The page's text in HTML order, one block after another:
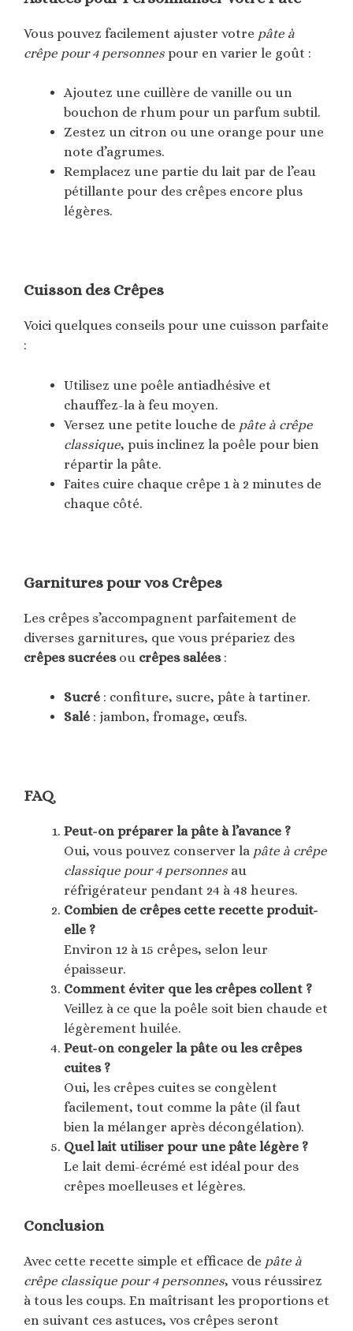
Vous pouvez facilement ajuster votre pâte à
crêpe pour 4 personnes pour en varier le goût :
Ajoutez une cuillère de vanille ou un
bouchon de rhum pour un parfum subtil.
Zestez un citron ou une orange pour une
note d’agrumes.
Remplacez une partie du lait par de l’eau
pétillante pour des crêpes encore plus
légères.
Cuisson des Crêpes
Voici quelques conseils pour une cuisson parfaite
:
Utilisez une poêle antiadhésive et
chauffez-la à feu moyen.
Versez une petite louche de pâte à crêpe
classique, puis inclinez la poêle pour bien
répartir la pâte.
Faites cuire chaque crêpe 1 à 2 minutes de
chaque côté.
Garnitures pour vos Crêpes
Les crêpes s’accompagnent parfaitement de
diverses garnitures, que vous prépariez des
crêpes sucréesou crêpes salées:
Sucré : confiture, sucre, pâte à tartiner.
Salé : jambon, fromage, œufs.
FAQ
Peut-on préparer la pâte à l’avance ?
Oui, vous pouvez conserver la pâte à crêpe
classique pour 4 personnes au
réfrigérateur pendant 24 à 48 heures.
Combien de crêpes cette recette produit-
elle ?
Environ 12 à 15 crêpes, selon leur
épaisseur.
Comment éviter que les crêpes collent ?
Veillez à ce que la poêle soit bien chaude et
légèrement huilée.
Peut-on congeler la pâte ou les crêpes
cuites ?
Oui, les crêpes cuites se congèlent
facilement, tout comme la pâte (il faut
bien la mélanger après décongélation).
Quel lait utiliser pour une pâte légère ?
Le lait demi-écrémé est idéal pour des
crêpes moelleuses et légères.
Conclusion
Avec cette recette simple et efficace de pâte à
crêpe classique pour 4 personnes, vous réussirez
à tous les coups. En maîtrisant les proportions et
en suivant ces astuces, vos crêpes seront